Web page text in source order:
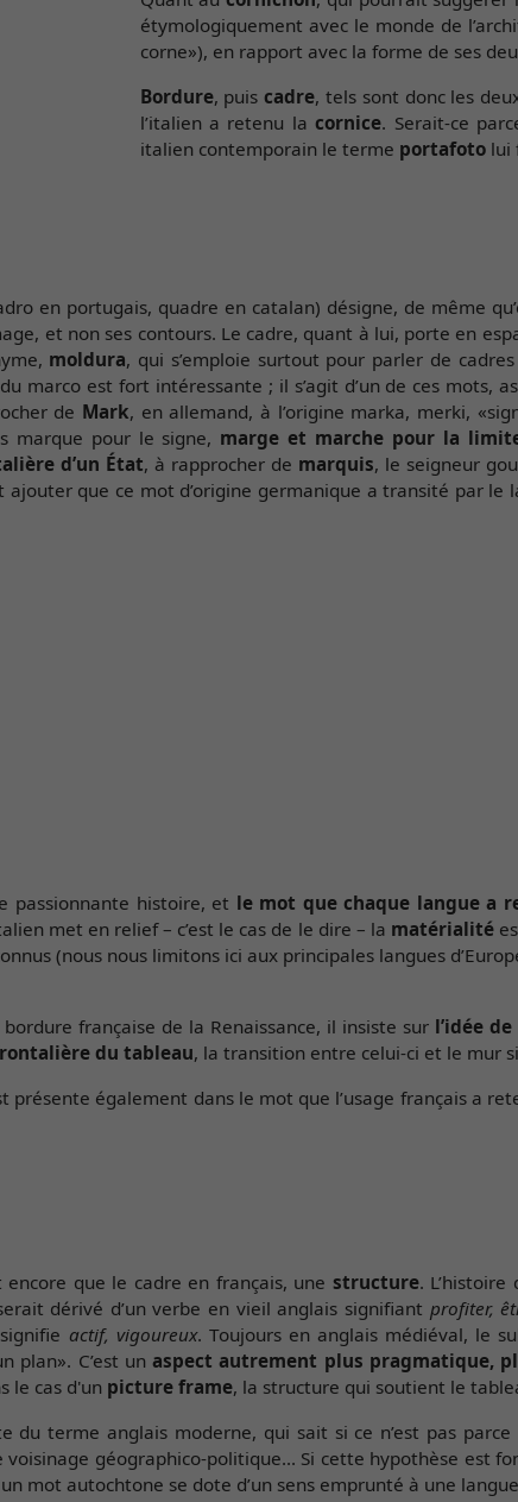
étymologiquement avec le monde de
corne»), en rapport avec la forme de ses
Bordure, puiscadre, tels sont donc les
l’italien a retenu lacornice. Serait-ce
italien contemporain le terme portafotolui
en portugais, quadre en catalan) désigne, de même
et non ses contours. Le cadre, quant à lui, porte en
moldura, qui s’emploie surtout pour parler de
marco est fort intéressante ; il s’agit d’un de ces mots,
de Mark, en allemand, à l’origine marka, merki,
marque pour le signe, marge et marche pour la
d’un État, à rapprocher de marquis, le seigneur
ajouter que ce mot d’origine germanique a transité par le
passionnante histoire, et le mot que chaque langue a
met en relief – c’est le cas de le dire – la matérialité
(nous nous limitons ici aux principales langues
française de la Renaissance, il insiste sur l’idée
du tableau, la transition entre celui-ci et le mur
présente également dans le mot que l’usage français a
que le cadre en français, une structure. L’histoire
dérivé d’un verbe en vieil anglais signifiant profiter,
actif, vigoureux. Toujours en anglais médiéval, le
plan». C’est unaspect autrement plus pragmatique,
le cas d'un picture frame, la structure qui soutient le
du terme anglais moderne, qui sait si ce n’est pas parce
géographico-politique... Si cette hypothèse est
mot autochtone se dote d’un sens emprunté à une